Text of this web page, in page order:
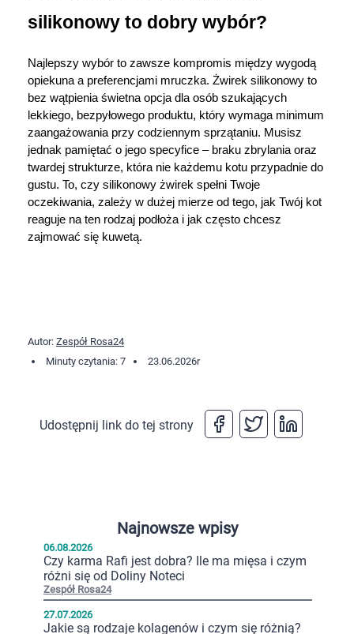
silikonowy to dobry wybór?
Najlepszy wybór to zawsze kompromis między wygodą
opiekuna a preferencjami mruczka. Żwirek silikonowy to
bez wątpienia świetna opcja dla osób szukających
lekkiego, bezpyłowego produktu, który wymaga minimum
zaangażowania przy codziennym sprzątaniu. Musisz
jednak pamiętać o jego specyfice – braku zbrylania oraz
twardej strukturze, która nie każdemu kotu przypadnie do
gustu. To, czy silikonowy żwirek spełni Twoje
oczekiwania, zależy w dużej mierze od tego, jak Twój kot
reaguje na ten rodzaj podłoża i jak często chcesz
zajmować się kuwetą.
Autor: Zespół Rosa24
Minuty czytania: 7
23.06.2026r
Udostępnij link do tej strony
Najnowsze wpisy
06.08.2026
Czy karma Rafi jest dobra? Ile ma mięsa i czym
różni się od Doliny Noteci
Zespół Rosa24
27.07.2026
Jakie są rodzaje kolagenów i czym się różnią?